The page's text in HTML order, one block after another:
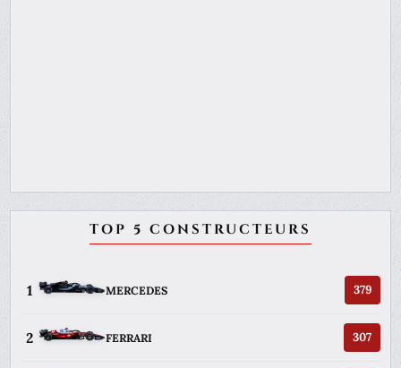
TOP 5 CONSTRUCTEURS
1 MERCEDES 379
2 FERRARI 307